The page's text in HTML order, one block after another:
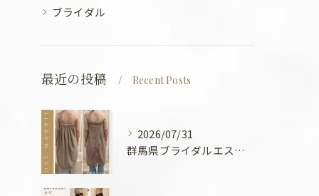
ブライダル
最近の投稿 Recent Posts
2026/07/31
群馬県ブライダルエステ💍